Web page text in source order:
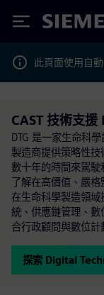
Siemens
此頁面使用自
CAST 技術支
DTG 是一家生命科
製造商提供策略性
數十年的時間來駕
了解在高價值、嚴
在生命科學製造領
統、供應鏈管理、數
合行政顧問與數位
探索 Digital